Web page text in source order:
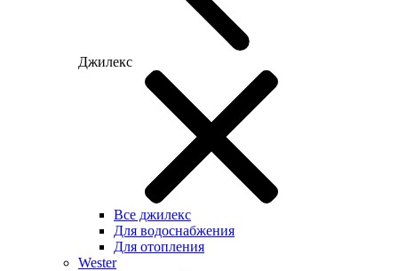
Джилекс
Все джилекс
Для водоснабжения
Для отопления
Wester